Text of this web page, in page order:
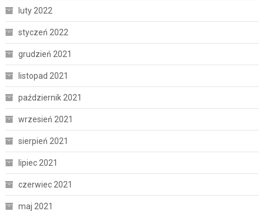
luty 2022
styczeń 2022
grudzień 2021
listopad 2021
październik 2021
wrzesień 2021
sierpień 2021
lipiec 2021
czerwiec 2021
maj 2021